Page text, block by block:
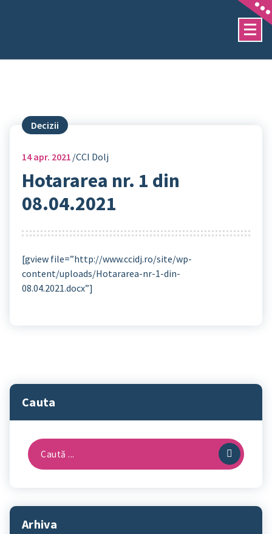
Decizii
14apr. 2021 CCI Dolj
Hotararea nr. 1 din
08.04.2021
[gview file=”http://www.ccidj.ro/site/wp-
content/uploads/Hotararea-nr-1-din-
08.04.2021.docx”]
Cauta
Caută
după:
Arhiva